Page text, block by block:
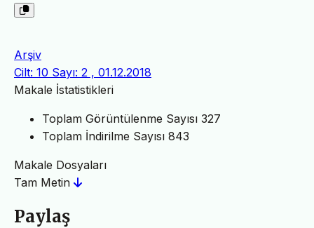
Arşiv
Cilt: 10 Sayı: 2 , 01.12.2018
Makale İstatistikleri
Toplam Görüntülenme Sayısı 327
Toplam İndirilme Sayısı 843
Makale Dosyaları
Tam Metin
Paylaş